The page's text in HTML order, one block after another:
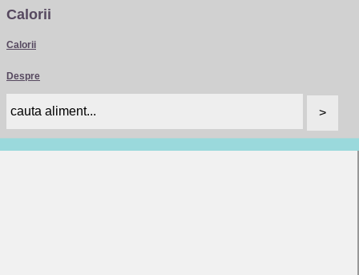
Calorii
Calorii
Despre